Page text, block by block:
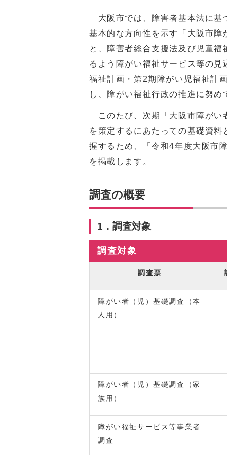
大阪市では、障害者基本法に基
基本的な方向性を示す「大阪市
と、障害者総合支援法及び児童
るよう障がい福祉サービス等の
福祉計画・第2期障がい児福祉計
し、障がい福祉行政の推進に努め
このたび、次期「大阪市障がい
を策定するにあたっての基礎資
握するため、「令和4年度大阪市
を掲載します。
調査の概要
1．調査対象
調査対象
調査票
障がい者（児）基礎調査（本
人用）
障がい者（児）基礎調査（家
族用）
障がい福祉サービス等事業者
調査